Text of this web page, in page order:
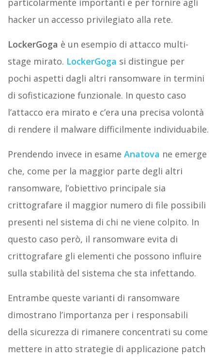
particolarmente importanti e per fornire agli
hacker un accesso privilegiato alla rete.
LockerGoga è un esempio di attacco multi-
stage mirato. LockerGoga si distingue per
pochi aspetti dagli altri ransomware in termini
di sofisticazione funzionale. In questo caso
l’attacco era mirato e c’era una precisa volontà
di rendere il malware difficilmente individuabile.
Prendendo invece in esame Anatova ne emerge
che, come per la maggior parte degli altri
ransomware, l’obiettivo principale sia
crittografare il maggior numero di file possibili
presenti nel sistema di chi ne viene colpito. In
questo caso però, il ransomware evita di
crittografare gli elementi che possono influire
sulla stabilità del sistema che sta infettando.
Entrambe queste varianti di ransomware
dimostrano l’importanza per i responsabili
della sicurezza di rimanere concentrati su come
mettere in atto strategie di applicazione patch